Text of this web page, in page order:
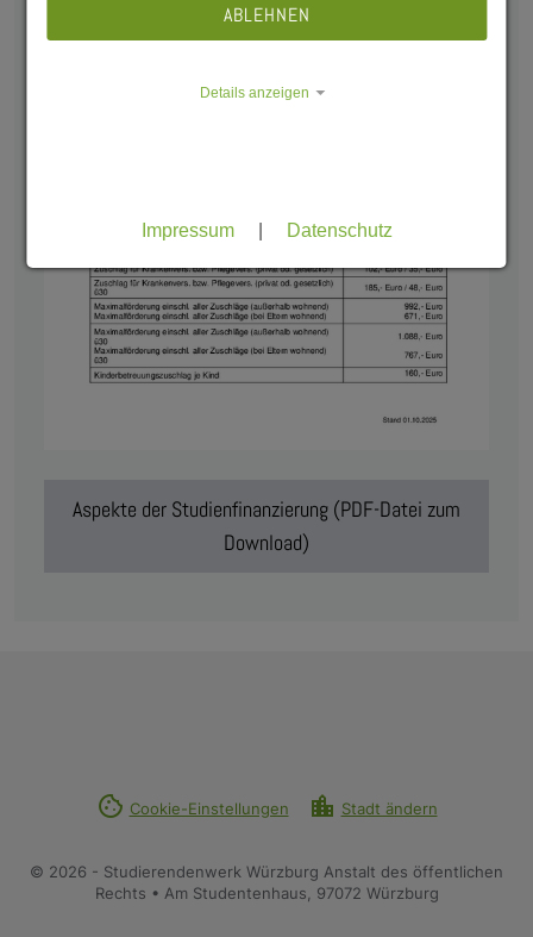
Aspekte der Studienfinanzierung (PDF-Datei zum
Download)
cookie Cookie-Einstellungen location_city Stadt ändern
© 2026 - Studierendenwerk Würzburg Anstalt des öffentlichen
Rechts • Am Studentenhaus, 97072 Würzburg
ABLEHNEN
Details anzeigen
Impressum Datenschutz